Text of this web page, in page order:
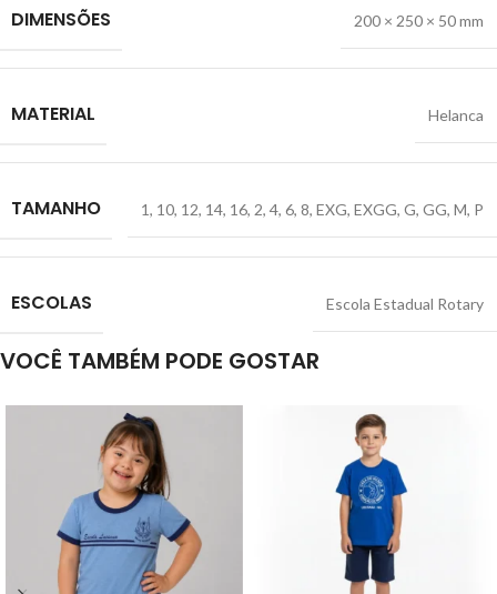
DIMENSÕES 200 × 250 × 50 mm
MATERIAL Helanca
TAMANHO 1, 10, 12, 14, 16, 2, 4, 6, 8, EXG, EXGG, G, GG, M, P
ESCOLAS Escola Estadual Rotary
VOCÊ TAMBÉM PODE GOSTAR